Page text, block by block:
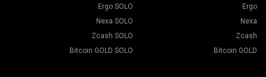
Ergo
Nexa
Zcash
Bitcoin GOLD
Ergo SOLO
Nexa SOLO
Zcash SOLO
Bitcoin GOLD SOLO